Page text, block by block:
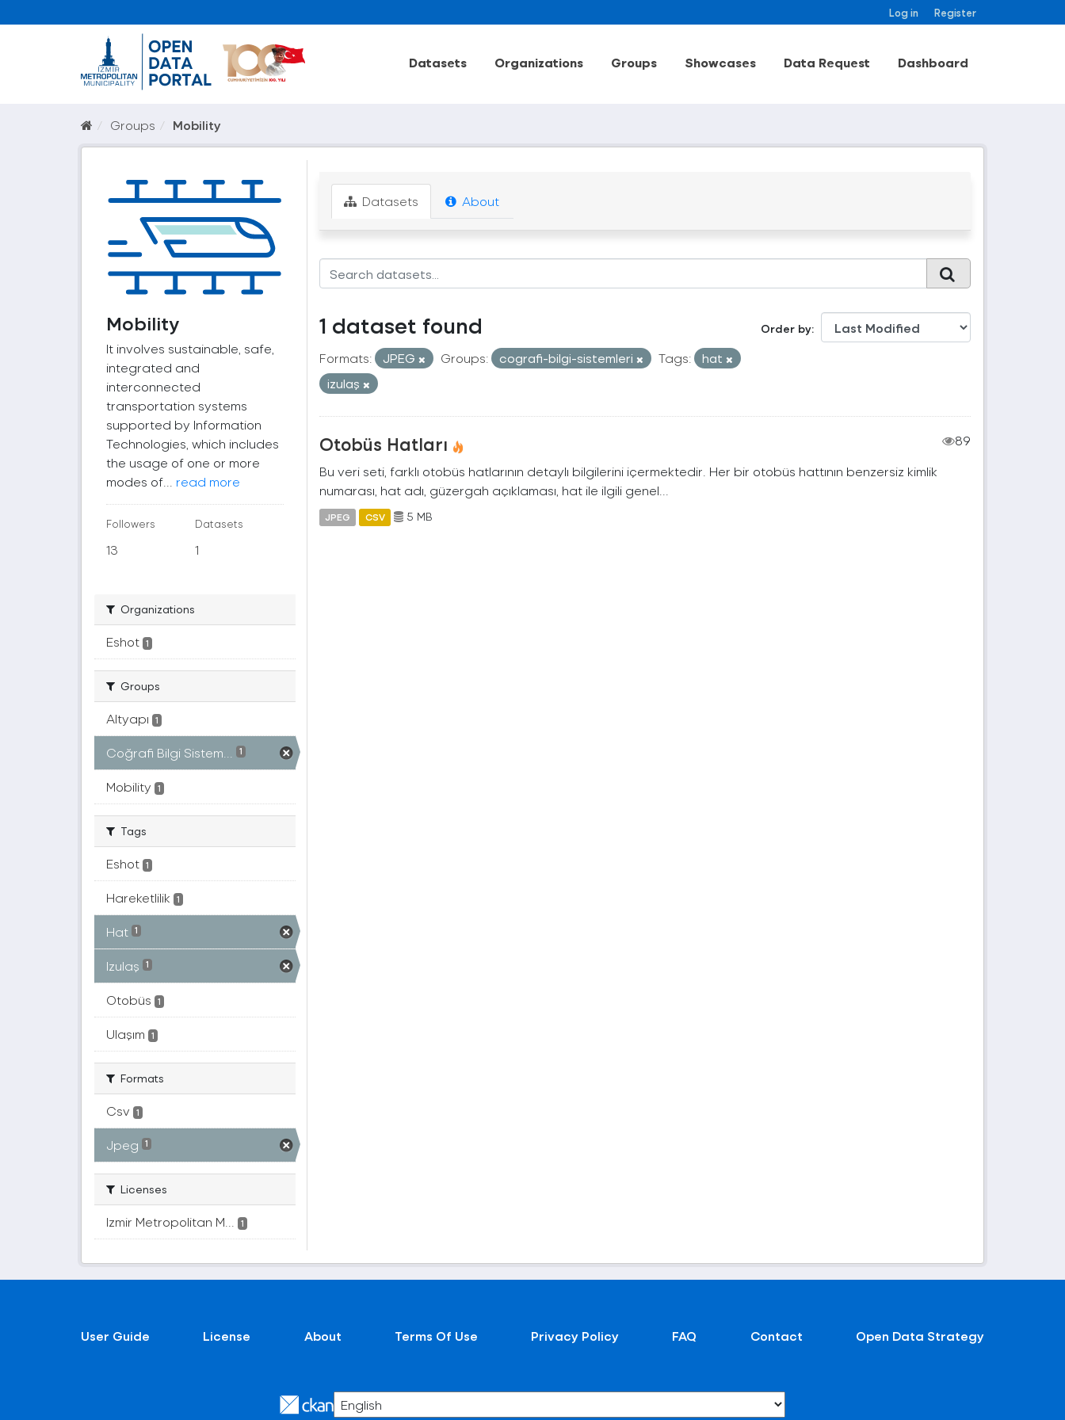
Log in Register
Datasets Organizations Groups Showcases Data Request Dashboard
Groups Mobility
Mobility
It involves sustainable, safe,
integrated and
interconnected
transportation systems
supported by Information
Technologies, which includes
the usage of one or more
modes of... read more
Followers
13
Datasets
1
Organizations
Eshot 1
Groups
Altyapı 1
Coğrafi Bilgi Sistem... 1
Mobility 1
Tags
Eshot 1
Hareketlilik 1
Hat 1
Izulaş 1
Otobüs 1
Ulaşım 1
Formats
Csv 1
Jpeg 1
Licenses
Izmir Metropolitan M... 1
Datasets About
Order by
1 dataset found
Formats: JPEG Groups: cografi-bilgi-sistemleri Tags:
hat
izulaş
Otobüs Hatları
89
Bu veri seti, farklı otobüs hatlarının detaylı bilgilerini içermektedir. Her bir otobüs hattının benzersiz kimlik
numarası, hat adı, güzergah açıklaması, hat ile ilgili genel...
JPEG CSV 5 MB
User Guide License About Terms Of Use Privacy Policy FAQ Contact Open Data Strategy